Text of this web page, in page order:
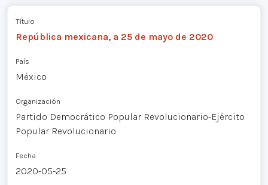
Título
República mexicana, a 25 de mayo de 2020
País
México
Organización
Partido Democrático Popular Revolucionario-Ejército
Popular Revolucionario
Fecha
2020-05-25